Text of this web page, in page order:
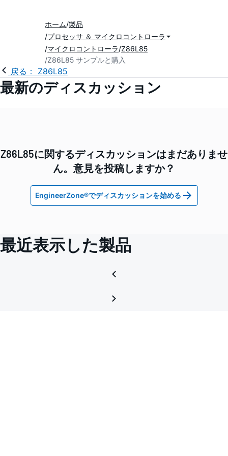
ホーム 製品
プロセッサ ＆ マイクロコントローラ
マイクロコントローラ Z86L85
Z86L85 サンプルと購入
戻る： Z86L85
最新のディスカッション
Z86L85に関するディスカッションはまだありませ
ん。意見を投稿しますか？
EngineerZone®でディスカッションを始める
最近表示した製品